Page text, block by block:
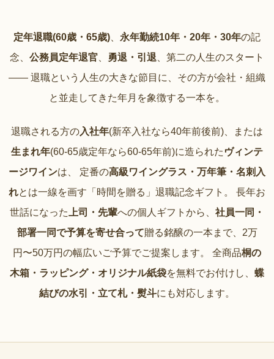
定年退職(60歳・65歳) 永年勤続10年・20年・30年の記
念、 公務員定年退官 勇退・引退 、第二の人生のスタート
—— 退職という人生の大きな節目に、その方が会社・組織
と並走してきた年月を象徴する一本を。
退職される方の入社年(新卒入社なら40年前後前)、または
生まれ年(60-65歳定年なら60-65年前)に造られた ヴィンテ
ージワインは、 定番の高級ワイングラス・万年筆・名刺入
れとは一線を画す「時間を贈る」退職記念ギフト。 長年お
世話になった上司・先輩への個人ギフトから、 社員一同・
部署一同で予算を寄せ合って贈る銘醸の一本まで、2万
円〜50万円の幅広いご予算でご提案します。 全商品桐の
木箱・ラッピング・オリジナル紙袋を無料でお付けし、 蝶
結びの水引・立て札・熨斗にも対応します。